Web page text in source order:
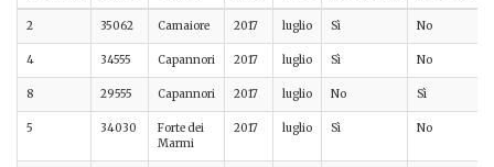
2 35062 Camaiore 2017 luglio Sì No
4 34555 Capannori 2017 luglio Sì No
8 29555 Capannori 2017 luglio No Sì
5 34030
Forte dei
Marmi
2017 luglio Sì No